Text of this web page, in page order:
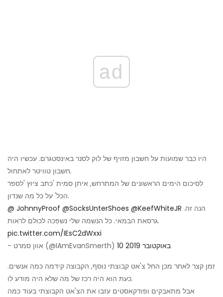
ad
היו כבר שמועות על חשבון מזויף של לוק לסנר באינסטגרם. עכשיו היה
חשבון טוויטר לאתחול.
לסיכום הימים הראשונים של המתרחש, איתן סמית 'כתב ציוץ 'לספר
הכל' על כל מה שנדון.
@ JohnnyProof @SocksUnterShoes @KeefWhiteJR
גרסאת הבמאי. כל הנשמה שלי נשפכה לכולם לראות.
pic.twitter.com/IEsC2dWxxi
- אוון סמרט (@IAmEvanSmerth)
10 באוקטובר 2019
זמן קצר לאחר מכן החל צ'אט קבוצתי נוסף, הקבוצה קידמה כמה אנשים.
כעת הוא היה רכז של מה שלא היה מודע לו.
אבל מתאבקים ופודקאסטים עזבו את הצ'אט הקבוצתי בעוד כמה